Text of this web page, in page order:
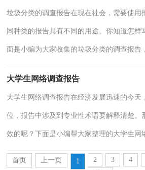
垃圾分类的调查报告在现在社会，需要使用
同种类的报告具有不同的用途。你知道怎样
面是小编为大家收集的垃圾分类的调查报告
大学生网络调查报告
大学生网络调查报告在经济发展迅速的今天
位，报告中涉及到专业性术语要解释清楚。
效的呢？下面是小编帮大家整理的大学生网
首页 上一页 1 2 3 4